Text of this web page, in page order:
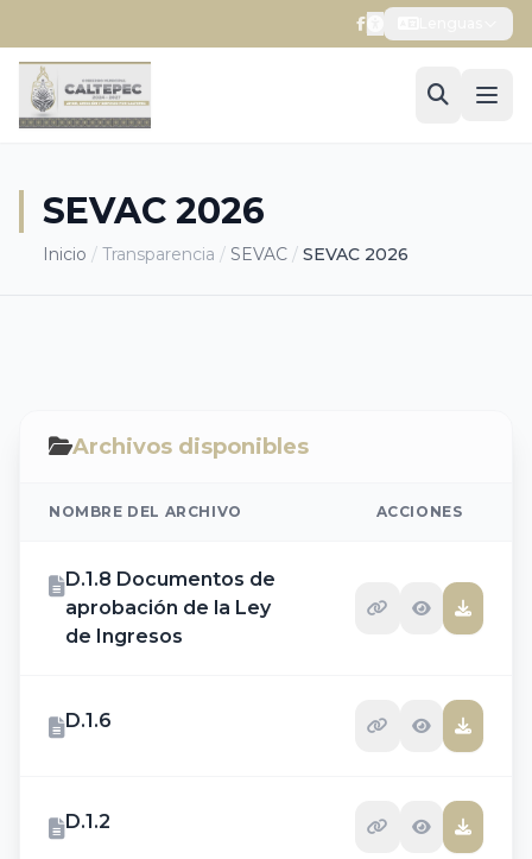
SEVAC 2026
Inicio / Transparencia / SEVAC / SEVAC 2026
Archivos disponibles
NOMBRE DEL ARCHIVO ACCIONES
D.1.8 Documentos de
aprobación de la Ley
de Ingresos
D.1.6
D.1.2